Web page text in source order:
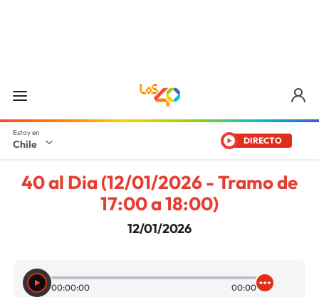
Chile DIRECTO
40 al Dia (12/01/2026 - Tramo de
17:00 a 18:00)
12/01/2026
00:00:00 00:00